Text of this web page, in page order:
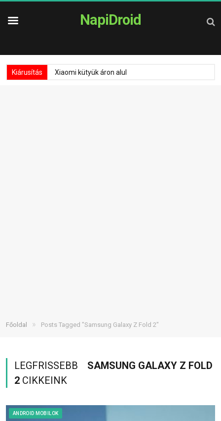
NapiDroid
Kiárusítás Xiaomi kütyük áron alul
Főoldal » Posts Tagged "Samsung Galaxy Z Fold 2"
LEGFRISSEBB
SAMSUNG GALAXY Z FOLD
2 CIKKEINK
ANDROID MOBILOK